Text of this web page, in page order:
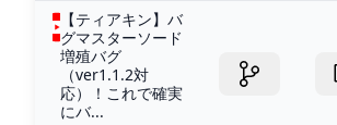
【ティアキン】バ
グマスターソード
増殖バグ
（ver1.1.2対
応）！これで確実
にバ...